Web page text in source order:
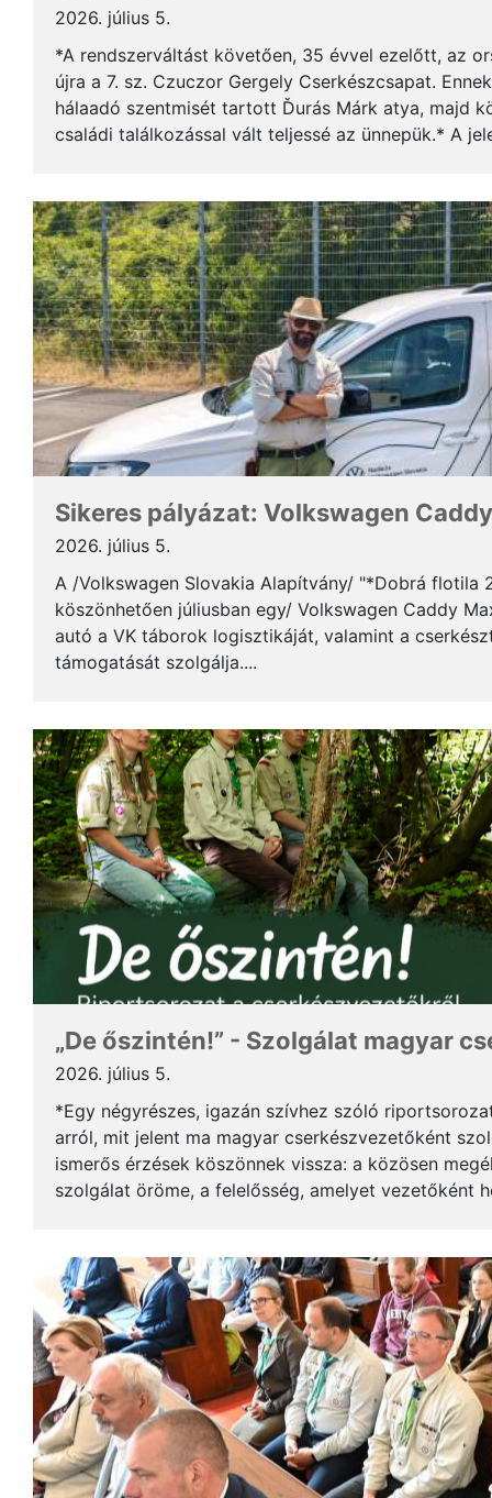
2026. július 5.
*A rendszerváltást követően, 35 évvel ezelőtt, az
újra a 7. sz. Czuczor Gergely Cserkészcsapat.
hálaadó szentmisét tartott Ďurás Márk atya, majd
családi találkozással vált teljessé az ünnepük.* A
Sikeres pályázat: Volkswagen
2026. július 5.
A /Volkswagen Slovakia Alapítvány/ "*Dobrá flotila
köszönhetően júliusban egy/ Volkswagen Caddy
autó a VK táborok logisztikáját, valamint a
támogatását szolgálja....
„De őszintén!” - Szolgálat magyar
2026. július 5.
*Egy négyrészes, igazán szívhez szóló
arról, mit jelent ma magyar cserkészvezetőként
ismerős érzések köszönnek vissza: a közösen
szolgálat öröme, a felelősség, amelyet vezetőként